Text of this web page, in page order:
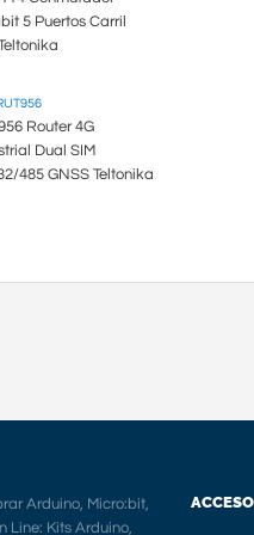
5 Puertos Carril
Router 4G
Dual SIM
485 GNSS Teltonika
Arduino, Micro:bit,
Line: Kits Arduino,